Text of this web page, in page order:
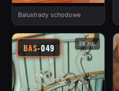
Balustrady schodowe
BAS-049 26 zdj.